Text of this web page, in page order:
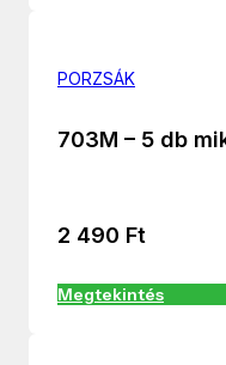
PORZSÁK
703M – 5 db
2 490 Ft
Megtekintés